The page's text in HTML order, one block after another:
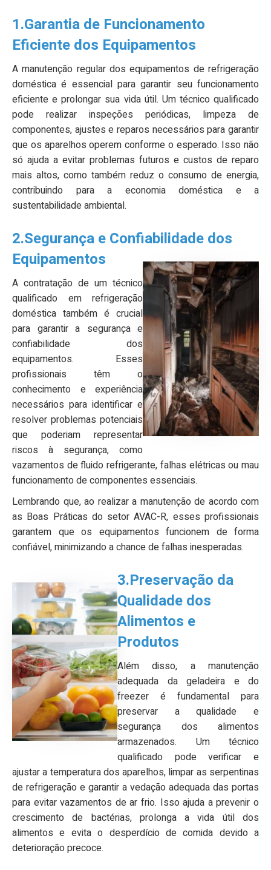
1.Garantia de Funcionamento
Eficiente dos Equipamentos
A manutenção regular dos equipamentos de refrigeração
doméstica é essencial para garantir seu funcionamento
eficiente e prolongar sua vida útil. Um técnico qualificado
pode realizar inspeções periódicas, limpeza de
componentes, ajustes e reparos necessários para garantir
que os aparelhos operem conforme o esperado. Isso não
só ajuda a evitar problemas futuros e custos de reparo
mais altos, como também reduz o consumo de energia,
contribuindo para a economia doméstica e a
sustentabilidade ambiental.
2.Segurança e Confiabilidade dos
Equipamentos
A contratação de um técnico
qualificado em refrigeração
doméstica também é crucial
para garantir a segurança e
confiabilidade dos
equipamentos. Esses
profissionais têm o
conhecimento e experiência
necessários para identificar e
resolver problemas potenciais
que poderiam representar
riscos à segurança, como
vazamentos de fluido refrigerante, falhas elétricas ou mau
funcionamento de componentes essenciais.
Lembrando que, ao realizar a manutenção de acordo com
as Boas Práticas do setor AVAC-R, esses profissionais
garantem que os equipamentos funcionem de forma
confiável, minimizando a chance de falhas inesperadas.
3.Preservação da
Qualidade dos
Alimentos e
Produtos
Além disso, a manutenção
adequada da geladeira e do
freezer é fundamental para
preservar a qualidade e
segurança dos alimentos
armazenados. Um técnico
qualificado pode verificar e
ajustar a temperatura dos aparelhos, limpar as serpentinas
de refrigeração e garantir a vedação adequada das portas
para evitar vazamentos de ar frio. Isso ajuda a prevenir o
crescimento de bactérias, prolonga a vida útil dos
alimentos e evita o desperdício de comida devido a
deterioração precoce.